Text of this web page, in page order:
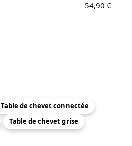
54,90 €
Table de chevet connectée
Table de chevet grise